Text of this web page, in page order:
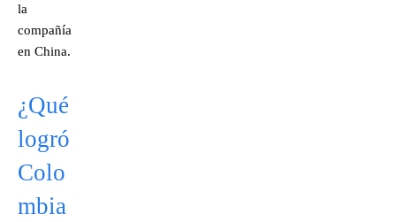
la
compañía
en China.
¿Qué
logró
Colo
mbia